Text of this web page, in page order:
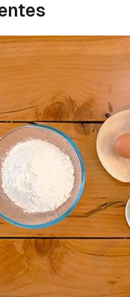
Guardar
Para poder guardar
cuenta de Cocinatis.